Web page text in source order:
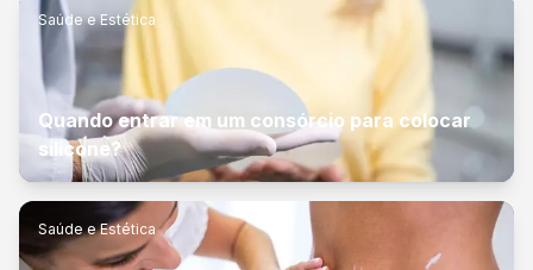
Saúde e Estética
Quando entrar em um consórcio para colocar
silicone?
Saúde e Estética